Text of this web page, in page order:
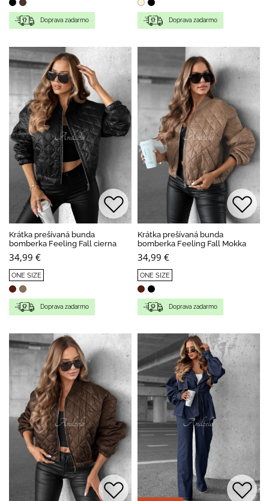
Doprava zadarmo Doprava zadarmo
Krátka prešívaná bunda
bomberka Feeling Fall cierna
34,99 €
ONE SIZE
Doprava zadarmo
Krátka prešívaná bunda
bomberka Feeling Fall Mokka
34,99 €
ONE SIZE
Doprava zadarmo